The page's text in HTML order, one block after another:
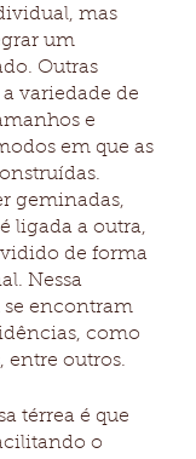
mas
um
Outras
variedade de
e
em que as
geminadas,
ligada a outra,
de forma
Nessa
encontram
como
entre outros.
térrea é que
o